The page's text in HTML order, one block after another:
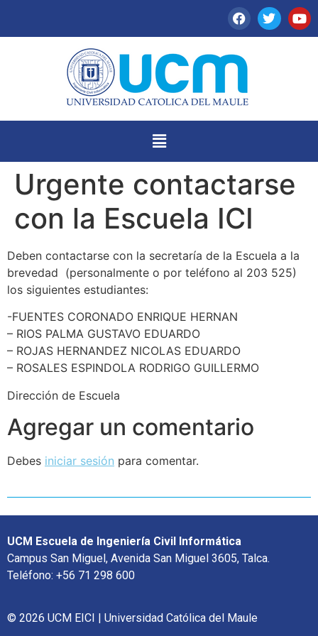
Urgente contactarse
con la Escuela ICI
Deben contactarse con la secretaría de la Escuela a la
brevedad (personalmente o por teléfono al 203 525)
los siguientes estudiantes:
-FUENTES CORONADO ENRIQUE HERNAN
– RIOS PALMA GUSTAVO EDUARDO
– ROJAS HERNANDEZ NICOLAS EDUARDO
– ROSALES ESPINDOLA RODRIGO GUILLERMO
Dirección de Escuela
Agregar un comentario
Debes iniciar sesión para comentar.
UCM Escuela de Ingeniería Civil Informática
Campus San Miguel, Avenida San Miguel 3605, Talca.
Teléfono: +56 71 298 600
© 2026 UCM EICI | Universidad Católica del Maule